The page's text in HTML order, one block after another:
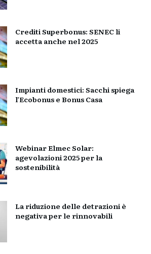
Crediti Superbonus: SENEC li
accetta anche nel 2025
Impianti domestici: Sacchi spiega
l’Ecobonus e Bonus Casa
Webinar Elmec Solar:
agevolazioni 2025 per la
sostenibilità
La riduzione delle detrazioni è
negativa per le rinnovabili